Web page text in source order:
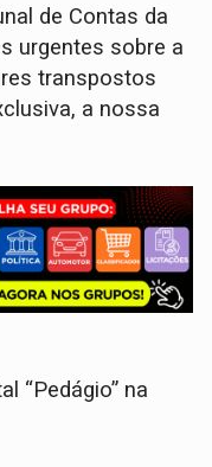
de Contas da
urgentes sobre a
transpostos
a nossa
“Pedágio” na